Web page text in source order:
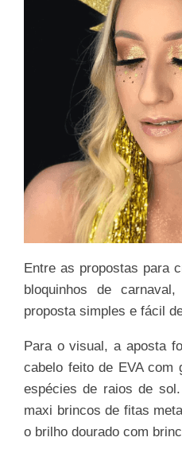
Entre as propostas para
bloquinhos de
proposta simples e fácil
Para o visual, a aposta
cabelo feito de EVA com
espécies de raios de
maxi brincos de fitas
o brilho dourado com